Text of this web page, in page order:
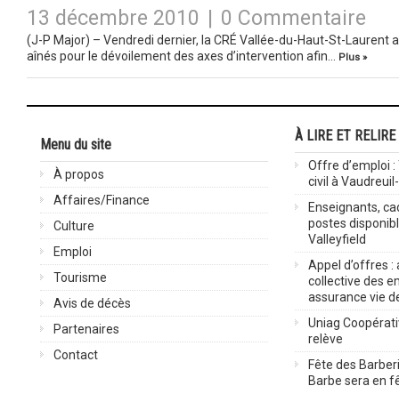
13 décembre 2010 0 Commentaire
(J-P Major) – Vendredi dernier, la CRÉ Vallée-du-Haut-St-
aînés pour le dévoilement des axes d’intervention afin…
Plus »
Menu du site
À propos
Affaires/Finance
Culture
Emploi
Tourisme
Avis de décès
Partenaires
Contact
À LIRE ET RELIRE
Offre d’emploi
civil à
Enseignants,
postes
Valleyfield
Appel d’offres :
collective des
assurance vie
Uniag
relève
Fête des
Barbe sera en